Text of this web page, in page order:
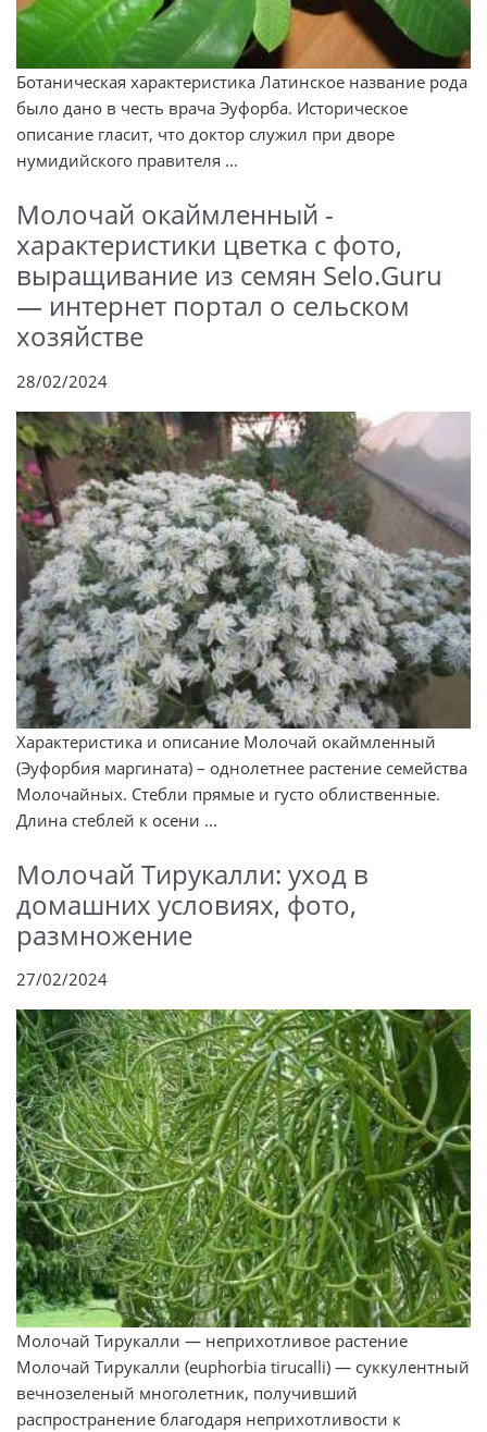
Ботаническая характеристика Латинское название рода
было дано в честь врача Эуфорба. Историческое
описание гласит, что доктор служил при дворе
нумидийского правителя ...
Молочай окаймленный -
характеристики цветка с фото,
выращивание из семян Selo.Guru
— интернет портал о сельском
хозяйстве
28/02/2024
Характеристика и описание Молочай окаймленный
(Эуфорбия маргината) – однолетнее растение семейства
Молочайных. Стебли прямые и густо облиственные.
Длина стеблей к осени ...
Молочай Тирукалли: уход в
домашних условиях, фото,
размножение
27/02/2024
Молочай Тирукалли — неприхотливое растение
Молочай Тирукалли (euphorbia tirucalli) — суккулентный
вечнозеленый многолетник, получивший
распространение благодаря неприхотливости к